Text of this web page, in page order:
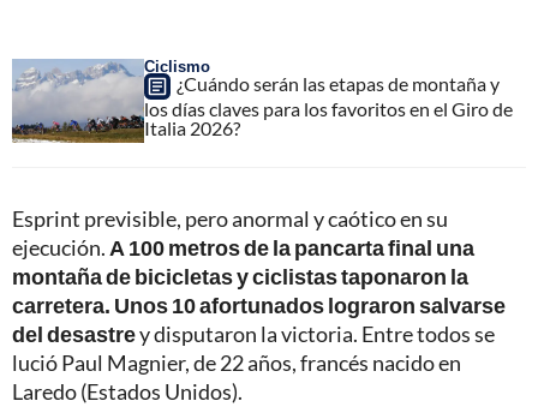
Ciclismo
¿Cuándo serán las etapas de montaña y
los días claves para los favoritos en el Giro de
Italia 2026?
Esprint previsible, pero anormal y caótico en su
ejecución. A 100 metros de la pancarta final una
montaña de bicicletas y ciclistas taponaron la
carretera. Unos 10 afortunados lograron salvarse
del desastrey disputaron la victoria. Entre todos se
lució Paul Magnier, de 22 años, francés nacido en
Laredo (Estados Unidos).